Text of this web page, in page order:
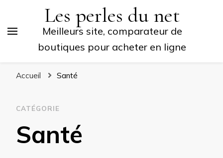
Les perles du net
Meilleurs site, comparateur de
boutiques pour acheter en ligne
Accueil Santé
CATÉGORIE
Santé